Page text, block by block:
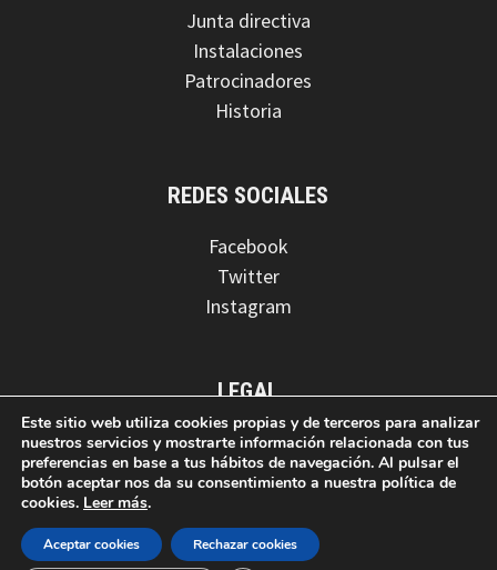
Junta directiva
Instalaciones
Patrocinadores
Historia
REDES SOCIALES
Facebook
Twitter
Instagram
LEGAL
Aviso legal
Política de privacidad
Este sitio web utiliza cookies propias y de terceros para analizar
nuestros servicios y mostrarte información relacionada con tus
preferencias en base a tus hábitos de navegación. Al pulsar el
botón aceptar nos da su consentimiento a nuestra política de
cookies. Leer más.
Aceptar cookies Rechazar cookies